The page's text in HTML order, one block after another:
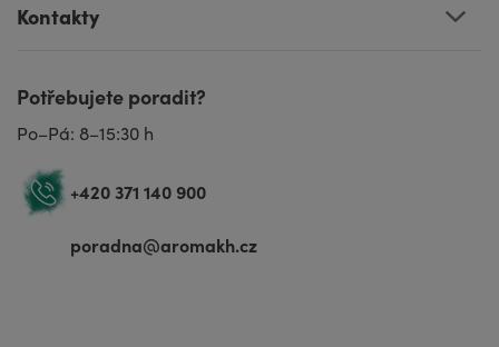
Kontakty
Potřebujete poradit?
Po–Pá: 8–15:30 h
+420 371 140 900
poradna@aromakh.cz